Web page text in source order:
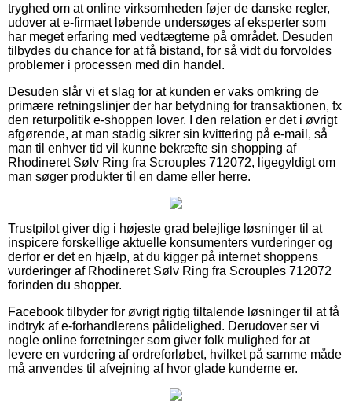
tryghed om at online virksomheden føjer de danske regler,
udover at e-firmaet løbende undersøges af eksperter som
har meget erfaring med vedtægterne på området. Desuden
tilbydes du chance for at få bistand, for så vidt du forvoldes
problemer i processen med din handel.
Desuden slår vi et slag for at kunden er vaks omkring de
primære retningslinjer der har betydning for transaktionen, fx
den returpolitik e-shoppen lover. I den relation er det i øvrigt
afgørende, at man stadig sikrer sin kvittering på e-mail, så
man til enhver tid vil kunne bekræfte sin shopping af
Rhodineret Sølv Ring fra Scrouples 712072, ligegyldigt om
man søger produkter til en dame eller herre.
Trustpilot giver dig i højeste grad belejlige løsninger til at
inspicere forskellige aktuelle konsumenters vurderinger og
derfor er det en hjælp, at du kigger på internet shoppens
vurderinger af Rhodineret Sølv Ring fra Scrouples 712072
forinden du shopper.
Facebook tilbyder for øvrigt rigtig tiltalende løsninger til at få
indtryk af e-forhandlerens pålidelighed. Derudover ser vi
nogle online forretninger som giver folk mulighed for at
levere en vurdering af ordreforløbet, hvilket på samme måde
må anvendes til afvejning af hvor glade kunderne er.